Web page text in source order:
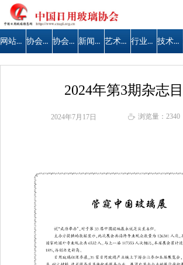
网站首页 协会简介 协会公告 新闻中心 艺术天地 行业管理 技术交流
2024年第3期杂志
2024年7月17日 ꄘ 浏览量： 2340